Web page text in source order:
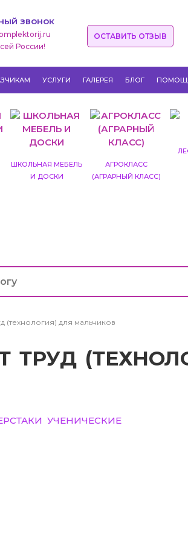
звонок
России!
ОСТАВИТЬ ОТЗЫВ
УСЛУГИ ГАЛЕРЕЯ БЛОГ
ШКОЛЬНАЯ МЕБЕЛЬ
И ДОСКИ
АГРОКЛАСС
(АГРАРНЫЙ КЛАСС)
(технология) для мальчиков
ТРУД